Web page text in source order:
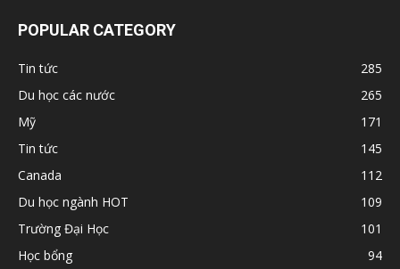
POPULAR CATEGORY
Tin tức
285
Du học các nước
265
Mỹ
171
Tin tức
145
Canada
112
Du học ngành HOT
109
Trường Đại Học
101
Học bổng
94